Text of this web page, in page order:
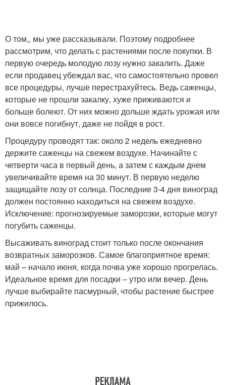
О том,, мы уже рассказывали. Поэтому подробнее
рассмотрим, что делать с растениями после покупки. В
первую очередь молодую лозу нужно закалить. Даже
если продавец убеждал вас, что самостоятельно провел
все процедуры, лучше перестрахуйтесь. Ведь саженцы,
которые не прошли закалку, хуже приживаются и
больше болеют. От них можно дольше ждать урожая или
они вовсе погибнут, даже не пойдя в рост.
Процедуру проводят так: около 2 недель ежедневно
держите саженцы на свежем воздухе. Начинайте с
четверти часа в первый день, а затем с каждым днем
увеличивайте время на 30 минут. В первую неделю
защищайте лозу от солнца. Последние 3-4 дня виноград
должен постоянно находиться на свежем воздухе.
Исключение: прогнозируемые заморозки, которые могут
погубить саженцы.
Высаживать виноград стоит только после окончания
возвратных заморозков. Самое благоприятное время:
май – начало июня, когда почва уже хорошо прогрелась.
Идеальное время для посадки – утро или вечер. День
лучше выбирайте пасмурный, чтобы растение быстрее
прижилось.